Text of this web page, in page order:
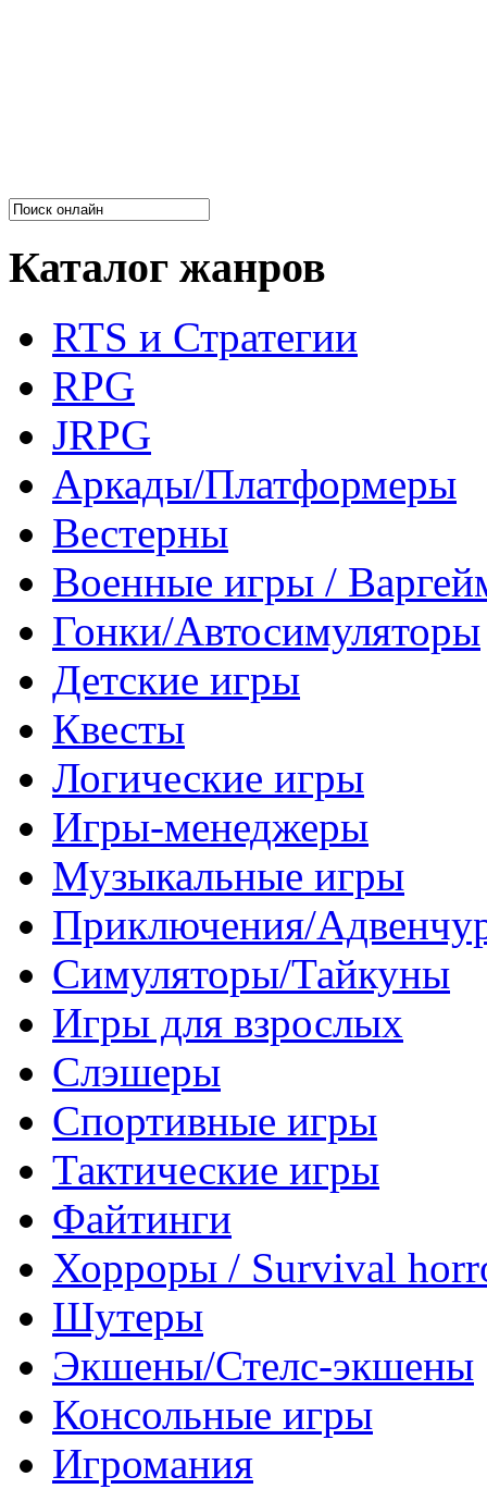
Каталог жанров
RTS и Стратегии
RPG
JRPG
Аркады/Платформеры
Вестерны
Военные игры /
Гонки/Автосимуляторы
Детские игры
Квесты
Логические игры
Игры-менеджеры
Музыкальные игры
Приключения/
Симуляторы/Тайкуны
Игры для взрослых
Слэшеры
Спортивные игры
Тактические игры
Файтинги
Хорроры / Survival
Шутеры
Экшены/Стелс-экшены
Консольные игры
Игромания